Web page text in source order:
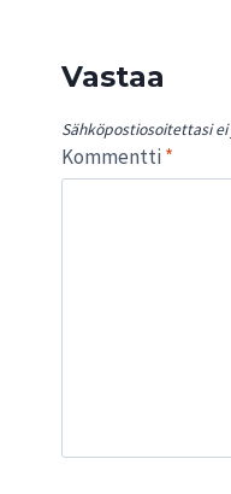
Vastaa
Sähköpostiosoitettasi
Kommentti *